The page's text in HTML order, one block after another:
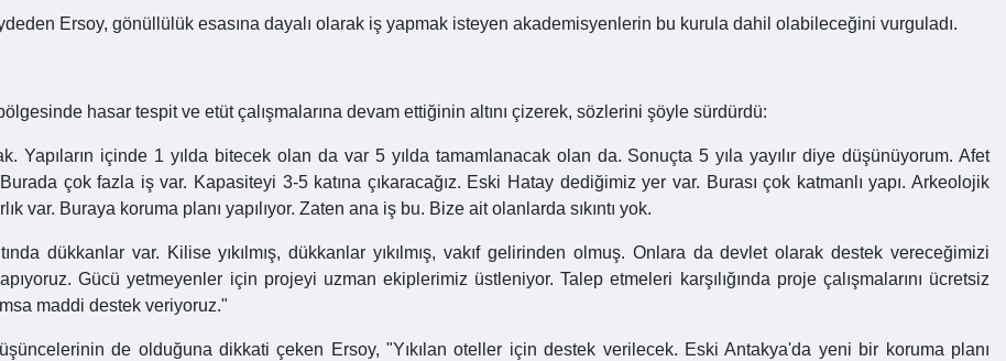
Ersoy, gönüllülük esasına dayalı olarak iş yapmak isteyen akademisyenlerin bu kurula dahil olabileceğini vurguladı.
hasar tespit ve etüt çalışmalarına devam ettiğinin altını çizerek, sözlerini şöyle sürdürdü:
Yapıların içinde 1 yılda bitecek olan da var 5 yılda tamamlanacak olan da. Sonuçta 5 yıla yayılır diye düşünüyorum. Afet
çok fazla iş var. Kapasiteyi 3-5 katına çıkaracağız. Eski Hatay dediğimiz yer var. Burası çok katmanlı yapı. Arkeolojik
var. Buraya koruma planı yapılıyor. Zaten ana iş bu. Bize ait olanlarda sıkıntı yok.
dükkanlar var. Kilise yıkılmış, dükkanlar yıkılmış, vakıf gelirinden olmuş. Onlara da devlet olarak destek vereceğimizi
Gücü yetmeyenler için projeyi uzman ekiplerimiz üstleniyor. Talep etmeleri karşılığında proje çalışmalarını ücretsiz
maddi destek veriyoruz."
de olduğuna dikkati çeken Ersoy, "Yıkılan oteller için destek verilecek. Eski Antakya'da yeni bir koruma planı